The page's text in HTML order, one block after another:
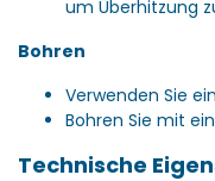
um Überhitzung
Bohren
Verwenden Sie
Bohren Sie mit
Technische